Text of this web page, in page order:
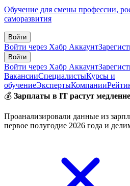
Обучение для смены профессии,
саморазвития
Войти
Войти через Хабр Аккаунт
Войти
Войти через Хабр Аккаунт
ВакансииСпециалистыКурсы и
обучениеЭкспертыКомпании
💰 Зарплаты в IT растут
Проанализировали данные из
первое полугодие 2026 года и